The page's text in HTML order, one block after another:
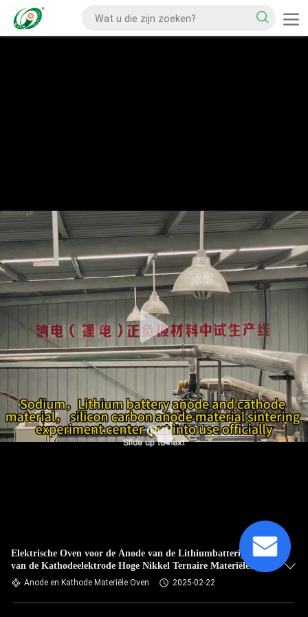
Elektrische Oven voor de Anode van de Lithiumbatterij en
van de Kathodeelektrode Hoge Nikkel Ternaire Materiële
Thermische behandeling
Anode en Kathode Materiële Oven 2025-02-22